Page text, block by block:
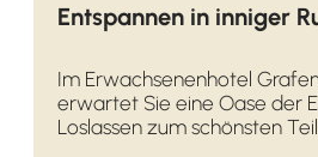
Entspannen in inniger
Im Erwachsenenhotel
erwartet Sie eine Oase der
Loslassen zum schönsten